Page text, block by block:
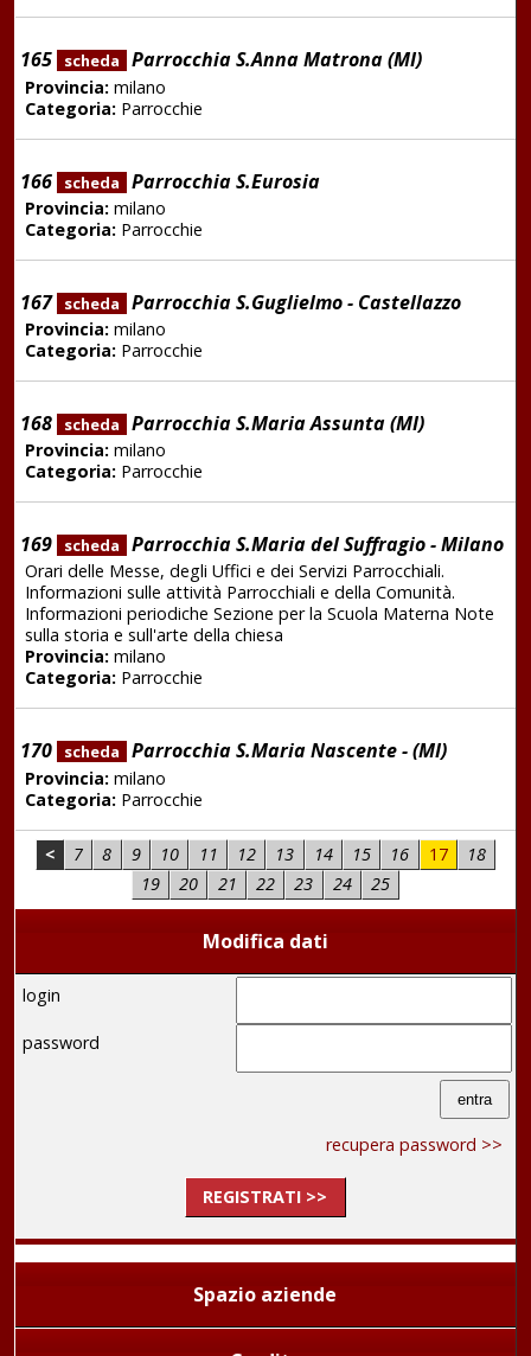
165 scheda Parrocchia S.Anna Matrona (MI)
Provincia:milano
Categoria:Parrocchie
166 scheda Parrocchia S.Eurosia
Provincia:milano
Categoria:Parrocchie
167 scheda Parrocchia S.Guglielmo - Castellazzo
Provincia:milano
Categoria:Parrocchie
168 scheda Parrocchia S.Maria Assunta (MI)
Provincia:milano
Categoria:Parrocchie
169 scheda Parrocchia S.Maria del Suffragio - Milano
Orari delle Messe, degli Uffici e dei Servizi Parrocchiali.
Informazioni sulle attività Parrocchiali e della Comunità.
Informazioni periodiche Sezione per la Scuola Materna Note
sulla storia e sull'arte della chiesa
Provincia:milano
Categoria:Parrocchie
170 scheda Parrocchia S.Maria Nascente - (MI)
Provincia:milano
Categoria:Parrocchie
< 7 8 9 10 11 12 13 14 15 16 17
18
19
20 21 22 23 24 25
Modifica dati
login
password
recupera password >>
REGISTRATI >>
Spazio aziende